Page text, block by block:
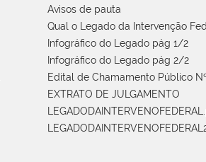
Avisos de pauta
Qual o Legado da Intervenção
Infográfico do Legado pág 1/2
Infográfico do Legado pág 2/2
Edital de Chamamento Público
EXTRATO DE JULGAMENTO